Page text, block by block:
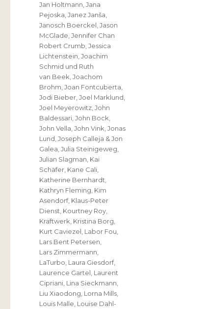
Jan Holtmann ,Jana
Pejoska ,Janez Janša
Janosch Boerckel ,Jason
McGlade ,Jennifer Chan
Robert Crumb ,Jessica
Lichtenstein ,Joachim
Schmid und Ruth
van Beek ,Joachom
Brohm ,Joan Fontcuberta
Jodi Bieber ,Joel Marklund
Joel Meyerowitz ,John
Baldessari ,John Bock
John Vella ,John Vink ,Jonas
Lund ,Joseph Calleja & Jon
Galea ,Julia Steinigeweg
Julian Slagman Kai
Schäfer Kane Cali
Katherine Bernhardt
Kathryn Fleming Kim
Asendorf, Klaus-Peter
Dienst Kourtney Roy
Kraftwerk Kristina Borg
Kurt Caviezel Labor Fou
Lars Bent Petersen
Lars Zimmermann
LaTurbo Laura Giesdorf,
Laurence Gartel Laurent
Cipriani Lina Sieckmann
Liu Xiaodong Lorna Mills
Louis Malle Louise Dahl-